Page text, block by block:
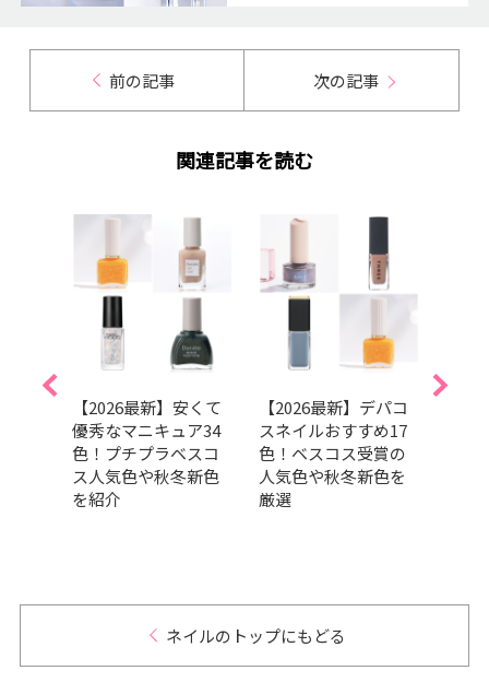
前の記事 次の記事
関連記事を読む
【2026最新】安くて
優秀なマニキュア34
色！プチプラベスコ
ス人気色や秋冬新色
を紹介
【2026最新】デパコ
スネイルおすすめ17
色！ベスコス受賞の
人気色や秋冬新色を
厳選
ネイルのトップにもどる